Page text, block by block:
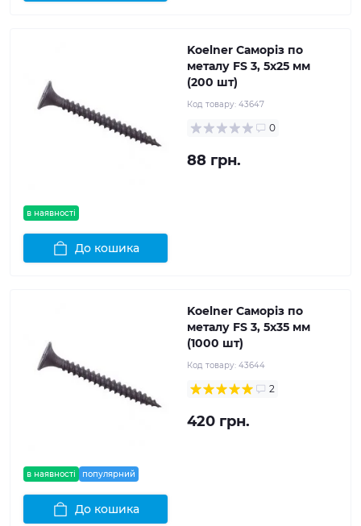
в наявності
Koelner Саморіз по
металу FS 3, 5x25 мм
(200 шт)
Код товару: 43647
0
88 грн.
До кошика
в наявності популярний
Koelner Саморіз по
металу FS 3, 5x35 мм
(1000 шт)
Код товару: 43644
2
420 грн.
До кошика